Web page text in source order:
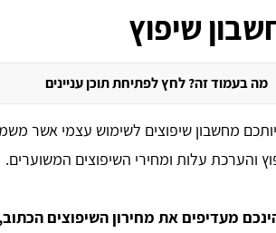
שיפוץ
מה בעמוד זה? לחץ לפתיחת תוכן עניינים
מחשבון שיפוצים לשימוש עצמי אשר
והערכת עלות ומחירי השיפוצים המשוערים.
מעדיפים את מחירון השיפוצים הכתוב,